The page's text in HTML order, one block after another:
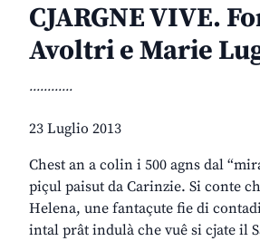
CJARGNE VIVE.
Avoltri e Marie
............
23 Luglio 2013
Chest an a colin i 500 agns dal
piçul paisut da Carinzie. Si conte
Helena, une fantaçute fie di
intal prât indulà che vuê si cjate il